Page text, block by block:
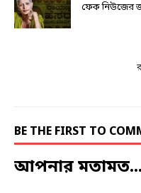
ফেক নিউজের
BE THE FIRST TO
আপনার মতামত...